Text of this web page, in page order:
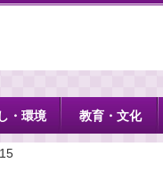
・環境 教育・文化